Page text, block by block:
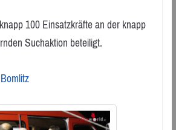
100 Einsatzkräfte an der knapp
Suchaktion beteiligt.